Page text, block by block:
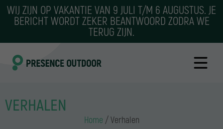
WIJ ZIJN OP VAKANTIE VAN 9 JULI T/M 6 AUGUSTUS. JE
BERICHT WORDT ZEKER BEANTWOORD ZODRA WE
TERUG ZIJN.
VERHALEN
Home /Verhalen